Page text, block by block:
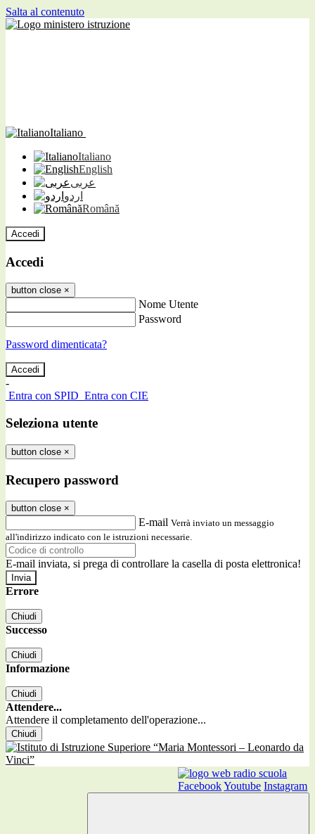
Salta al contenuto
Italiano
Italiano
English
عربى
اردو
Română
Accedi
Accedi
button close ×
Nome Utente
Password
Password dimenticata?
-
Entra con SPID Entra con CIE
Seleziona utente
button close ×
Recupero password
button close ×
E-mail Verrà inviato un messaggio
all'indirizzo indicato con le istruzioni necessarie.
E-mail inviata, si prega di controllare la casella di posta elettronica!
Errore
Chiudi
Successo
Chiudi
Informazione
Chiudi
Attendere...
Attendere il completamento dell'operazione...
Chiudi
FacebookYoutube Instagram